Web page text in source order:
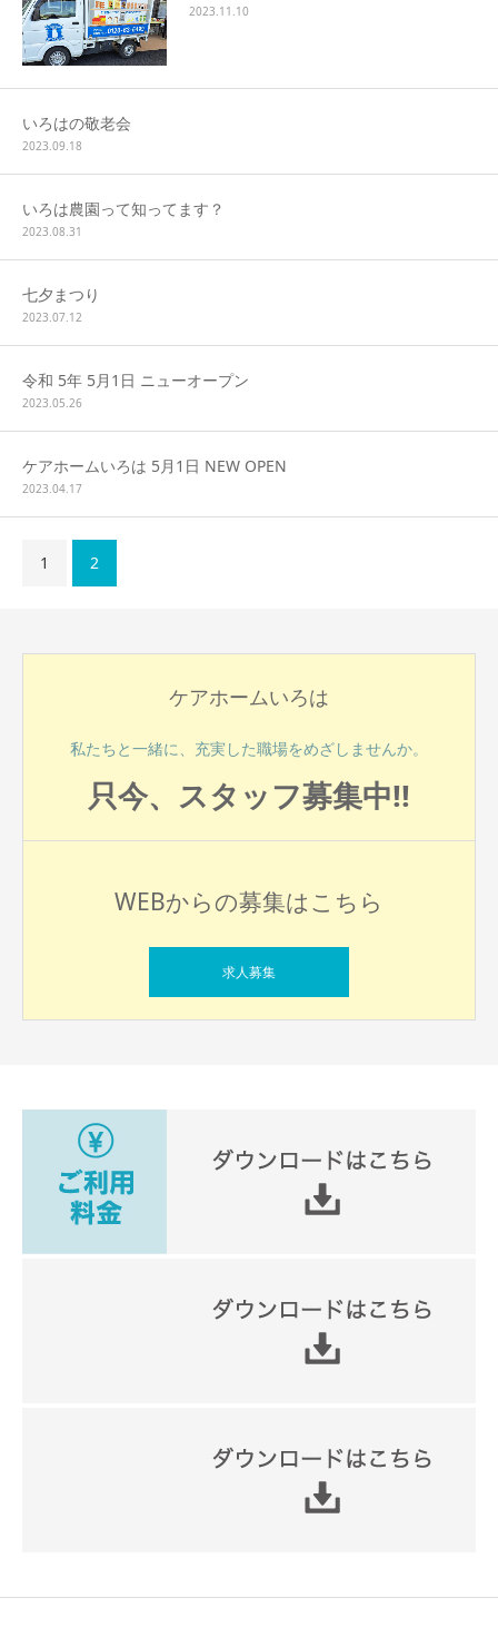
2023.11.10
いろはの敬老会
2023.09.18
いろは農園って知ってます？
2023.08.31
七夕まつり
2023.07.12
令和 5年 5月1日 ニューオープン
2023.05.26
ケアホームいろは 5月1日 NEW OPEN
2023.04.17
1 2
ケアホームいろは
私たちと一緒に、充実した職場をめざしませんか。
只今、スタッフ募集中!!
WEBからの募集はこちら
求人募集